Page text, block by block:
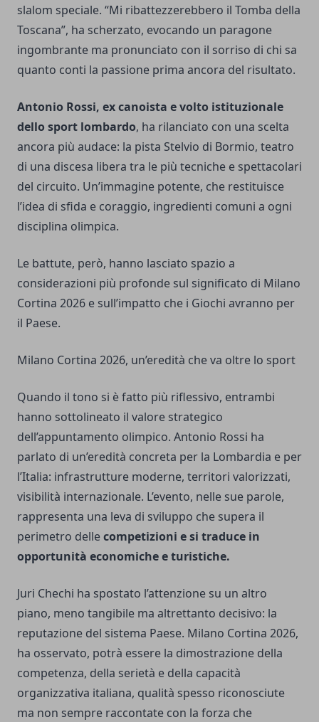
slalom speciale. “Mi ribattezzerebbero il Tomba della
Toscana”, ha scherzato, evocando un paragone
ingombrante ma pronunciato con il sorriso di chi sa
quanto conti la passione prima ancora del risultato.
Antonio Rossi, ex canoista e volto istituzionale
dello sport lombardo, ha rilanciato con una scelta
ancora più audace: la pista Stelvio di Bormio, teatro
di una discesa libera tra le più tecniche e spettacolari
del circuito. Un’immagine potente, che restituisce
l’idea di sfida e coraggio, ingredienti comuni a ogni
disciplina olimpica.
Le battute, però, hanno lasciato spazio a
considerazioni più profonde sul significato di Milano
Cortina 2026 e sull’impatto che i Giochi avranno per
il Paese.
Milano Cortina 2026, un’eredità che va oltre lo sport
Quando il tono si è fatto più riflessivo, entrambi
hanno sottolineato il valore strategico
dell’appuntamento olimpico. Antonio Rossi ha
parlato di un’eredità concreta per la Lombardia e per
l’Italia: infrastrutture moderne, territori valorizzati,
visibilità internazionale. L’evento, nelle sue parole,
rappresenta una leva di sviluppo che supera il
perimetro dellecompetizioni e si traduce in
opportunità economiche e turistiche.
Juri Chechi ha spostato l’attenzione su un altro
piano, meno tangibile ma altrettanto decisivo: la
reputazione del sistema Paese. Milano Cortina 2026,
ha osservato, potrà essere la dimostrazione della
competenza, della serietà e della capacità
organizzativa italiana, qualità spesso riconosciute
ma non sempre raccontate con la forza che